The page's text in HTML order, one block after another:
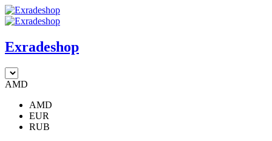
Exradeshop
AMD
AMD
EUR
RUB